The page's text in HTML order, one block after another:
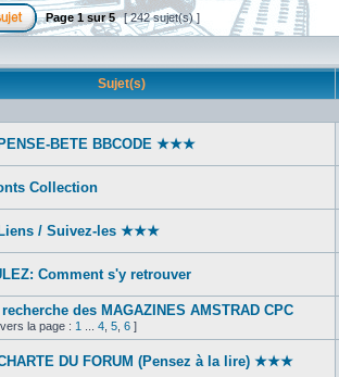
Page1sur5 [ 242 sujet(s) ]
Sujet(s)
BETE BBCODE ★★★
Collection
/ Suivez-les ★★★
Comment s'y retrouver‎
des MAGAZINES AMSTRAD CPC
la page : 1 4 5 6 ]
DU FORUM (Pensez à la lire) ★★★